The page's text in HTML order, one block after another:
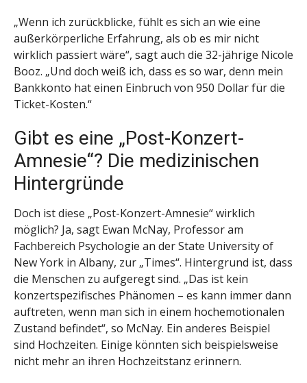
„Wenn ich zurückblicke, fühlt es sich an wie eine
außerkörperliche Erfahrung, als ob es mir nicht
wirklich passiert wäre“, sagt auch die 32-jährige Nicole
Booz. „Und doch weiß ich, dass es so war, denn mein
Bankkonto hat einen Einbruch von 950 Dollar für die
Ticket-Kosten.“
Gibt es eine „Post-Konzert-
Amnesie“? Die medizinischen
Hintergründe
Doch ist diese „Post-Konzert-Amnesie“ wirklich
möglich? Ja, sagt Ewan McNay, Professor am
Fachbereich Psychologie an der State University of
New York in Albany, zur „Times“. Hintergrund ist, dass
die Menschen zu aufgeregt sind. „Das ist kein
konzertspezifisches Phänomen – es kann immer dann
auftreten, wenn man sich in einem hochemotionalen
Zustand befindet“, so McNay. Ein anderes Beispiel
sind Hochzeiten. Einige könnten sich beispielsweise
nicht mehr an ihren Hochzeitstanz erinnern.